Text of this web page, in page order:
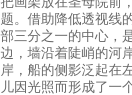
题。借助降低透视线
部三分之一的中心，
边，墙沿着陡峭的河
岸，船的侧影泛起在
儿因光照而形成了一